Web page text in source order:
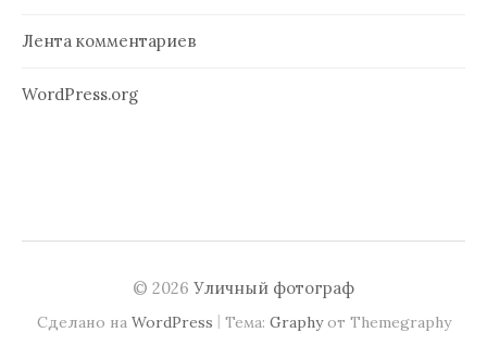
Лента комментариев
WordPress.org
© 2026 Уличный фотограф
Сделано на WordPress | Тема: Graphyот Themegraphy